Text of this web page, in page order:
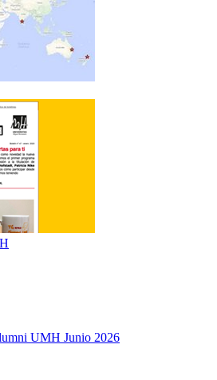
UMH Junio 2026